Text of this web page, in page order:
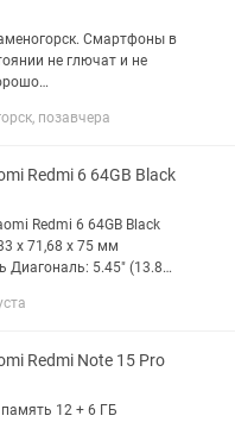
Смартфоны в
не глючат и не
У вас есть
позавчера
Redmi 6 64GB Black
Redmi 6 64GB Black
x 71,68 x 75 мм
Диагональ: 5.45" (13.8
Тип дисплея: IPS
Redmi Note 15 Pro
12 + 6 ГБ